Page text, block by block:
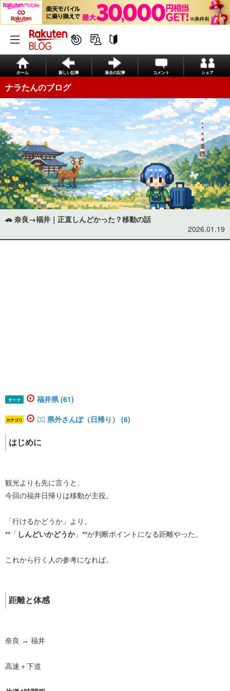
ホーム 新しい記事 過去の記事 コメント シェア
ナラたんのブログ
🚗 奈良→福井｜正直しんどかった？移動の話
2026.01.19
テーマ 福井県 (61)
カテゴリ 🚶‍♂️ 県外さんぽ（日帰り） (6)
はじめに
観光よりも先に言うと、
今回の福井日帰りは移動が主役。
「行けるかどうか」より、
**「 しんどいかどうか」**が判断ポイントになる距離やった。
これから行く人の参考になれば。
距離と体感
奈良 → 福井
高速＋下道